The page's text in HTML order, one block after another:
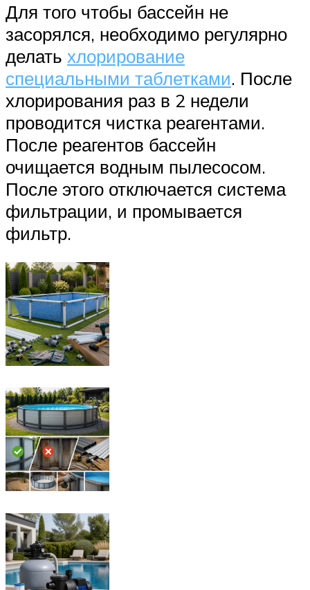
Для того чтобы бассейн не
засорялся, необходимо регулярно
делать хлорирование
специальными таблетками. После
хлорирования раз в 2 недели
проводится чистка реагентами.
После реагентов бассейн
очищается водным пылесосом.
После этого отключается система
фильтрации, и промывается
фильтр.